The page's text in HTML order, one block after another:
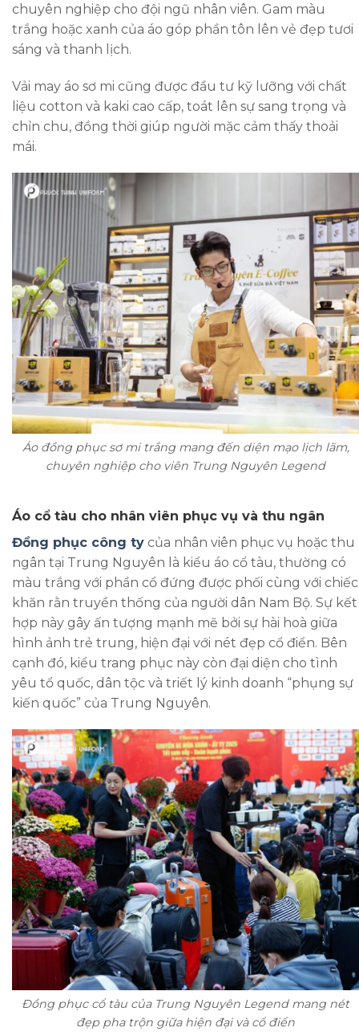
chuyên nghiệp cho đội ngũ nhân viên. Gam màu
trắng hoặc xanh của áo góp phần tôn lên vẻ đẹp tươi
sáng và thanh lịch.
Vải may áo sơ mi cũng được đầu tư kỹ lưỡng với chất
liệu cotton và kaki cao cấp, toát lên sự sang trọng và
chỉn chu, đồng thời giúp người mặc cảm thấy thoải
mái.
Áo đồng phục sơ mi trắng mang đến diện mạo lịch lãm,
chuyên nghiệp cho viên Trung Nguyên Legend
Áo cổ tàu cho nhân viên phục vụ và thu ngân
Đồng phục công ty của nhân viên phục vụ hoặc thu
ngân tại Trung Nguyên là kiểu áo cổ tàu, thường có
màu trắng với phần cổ đứng được phối cùng với chiếc
khăn rằn truyền thống của người dân Nam Bộ. Sự kết
hợp này gây ấn tượng mạnh mẽ bởi sự hài hoà giữa
hình ảnh trẻ trung, hiện đại với nét đẹp cổ điển. Bên
cạnh đó, kiểu trang phục này còn đại diện cho tình
yêu tổ quốc, dân tộc và triết lý kinh doanh “phụng sự
kiến quốc” của Trung Nguyên.
Đồng phục cổ tàu của Trung Nguyên Legend mang nét
đẹp pha trộn giữa hiện đại và cổ điển